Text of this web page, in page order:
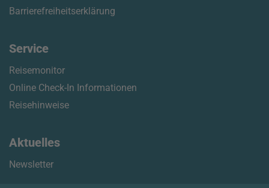
Barrierefreiheitserklärung
Service
Reisemonitor
Online Check-In Informationen
Reisehinweise
Aktuelles
Newsletter